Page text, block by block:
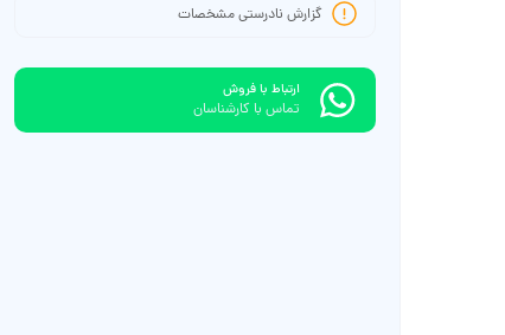
گزارش نادرستی مشخصات
ارتباط با فروش
تماس با کارشناسان